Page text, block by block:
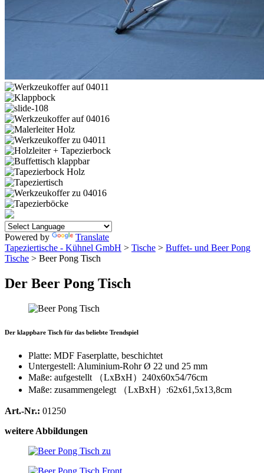
Powered by
Translate
Tapeziertische - Kühnel GmbH > Tische > Buffet- und Beer Pong
Tische > Beer Pong Tisch
Der Beer Pong Tisch
Der klappbare Tisch für das beliebte Trendspiel
Platte: MDF Faserplatte, beschichtet
Untergestell: Aluminium-Rohr Ø 22 und 25 mm
Maße: aufgestellt （LxBxH）240x60x54/76cm
Maße: zusammengelegt （LxBxH）:62x61,5x13,8cm
Art.-Nr.: 01250
weitere Abbildungen